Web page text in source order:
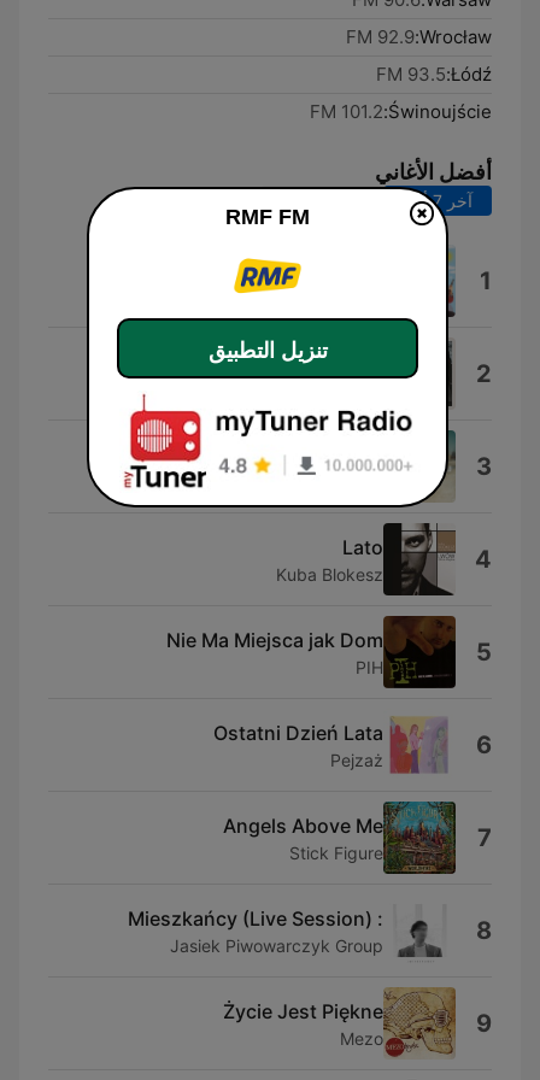
Wrocław:
92.9 FM
Łódź:
93.5 FM
Świnoujście:
101.2 FM
أفضل الأغاني
آخر 7 أيام
1
Dai Dai Dai
2
Dżentelmenel
3
!H.A.P.P.Y!
Dawid Podsiadlo
4
Lato
Kuba Blokesz
5
Nie Ma Miejsca jak Dom
PIH
6
Ostatni Dzień Lata
Pejzaż
7
Angels Above Me
Stick Figure
8
: Mieszkańcy (Live Session)
Jasiek Piwowarczyk Group
9
Życie Jest Piękne
Mezo
RMF FM
تنزيل التطبيق